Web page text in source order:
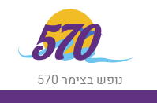
נופש בצימר 570